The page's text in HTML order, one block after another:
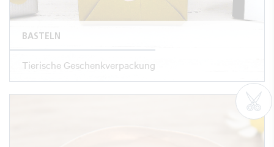
BASTELN
Tierische Geschenkverpackung